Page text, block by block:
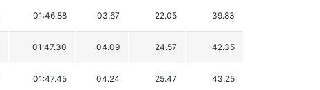
01:46.88 03.67 22.05 39.83
01:47.30 04.09 24.57 42.35
01:47.45 04.24 25.47 43.25